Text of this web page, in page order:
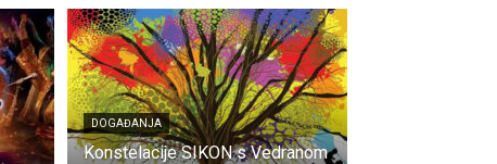
DOGAĐANJA
Konstelacije SIKON s Vedranom